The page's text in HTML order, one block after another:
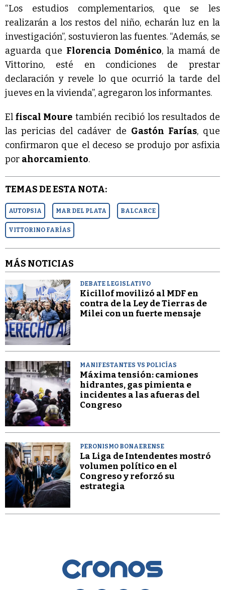
“Los estudios complementarios, que se les
realizarán a los restos del niño, echarán luz en la
investigación”, sostuvieron las fuentes. “Además, se
aguarda que Florencia Doménico, la mamá de
Vittorino, esté en condiciones de prestar
declaración y revele lo que ocurrió la tarde del
jueves en la vivienda”, agregaron los informantes.
El fiscal Moure también recibió los resultados de
las pericias del cadáver de Gastón Farías, que
confirmaron que el deceso se produjo por asfixia
por ahorcamiento.
TEMAS DE ESTA NOTA:
AUTOPSIA MAR DEL PLATA BALCARCE
VITTORINO FARÍAS
MÁS NOTICIAS
DEBATE LEGISLATIVO
Kicillof movilizó al MDF en
contra de la Ley de Tierras de
Milei con un fuerte mensaje
MANIFESTANTES VS POLICÍAS
Máxima tensión: camiones
hidrantes, gas pimienta e
incidentes a las afueras del
Congreso
PERONISMO BONAERENSE
La Liga de Intendentes mostró
volumen político en el
Congreso y reforzó su
estrategia